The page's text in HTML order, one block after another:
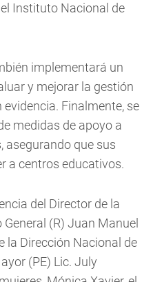
Instituto Nacional de
implementará un
y mejorar la gestión
Finalmente, se
medidas de apoyo a
asegurando que sus
a centros educativos.
del Director de la
(R) Juan Manuel
la Dirección Nacional de
(PE) Lic. July